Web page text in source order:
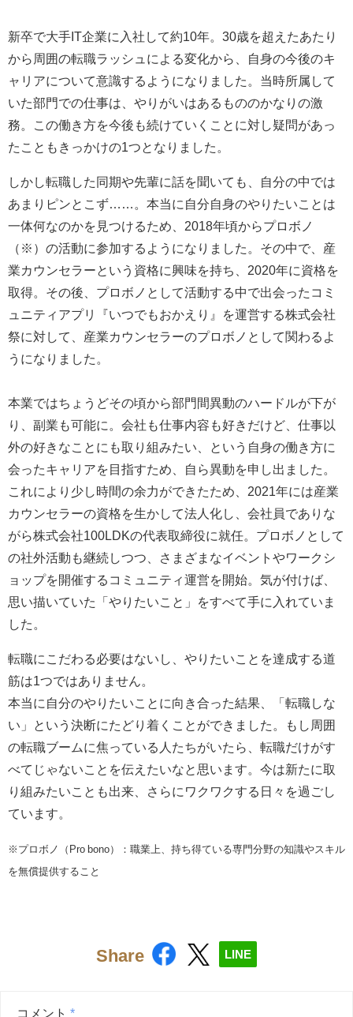
新卒で大手IT企業に入社して約10年。30歳を超えたあたり
から周囲の転職ラッシュによる変化から、自身の今後のキ
ャリアについて意識するようになりました。当時所属して
いた部門での仕事は、やりがいはあるもののかなりの激
務。この働き方を今後も続けていくことに対し疑問があっ
たこともきっかけの1つとなりました。
しかし転職した同期や先輩に話を聞いても、自分の中では
あまりピンとこず……。本当に自分自身のやりたいことは
一体何なのかを見つけるため、2018年頃からプロボノ
（※）の活動に参加するようになりました。その中で、産
業カウンセラーという資格に興味を持ち、2020年に資格を
取得。その後、プロボノとして活動する中で出会ったコミ
ュニティアプリ『いつでもおかえり』を運営する株式会社
祭に対して、産業カウンセラーのプロボノとして関わるよ
うになりました。
本業ではちょうどその頃から部門間異動のハードルが下が
り、副業も可能に。会社も仕事内容も好きだけど、仕事以
外の好きなことにも取り組みたい、という自身の働き方に
会ったキャリアを目指すため、自ら異動を申し出ました。
これにより少し時間の余力ができたため、2021年には産業
カウンセラーの資格を生かして法人化し、会社員でありな
がら株式会社100LDKの代表取締役に就任。プロボノとして
の社外活動も継続しつつ、さまざまなイベントやワークシ
ョップを開催するコミュニティ運営を開始。気が付けば、
思い描いていた「やりたいこと」をすべて手に入れていま
した。
転職にこだわる必要はないし、やりたいことを達成する道
筋は1つではありません。
本当に自分のやりたいことに向き合った結果、「転職しな
い」という決断にたどり着くことができました。もし周囲
の転職ブームに焦っている人たちがいたら、転職だけがす
べてじゃないことを伝えたいなと思います。今は新たに取
り組みたいことも出来、さらにワクワクする日々を過ごし
ています。
※プロボノ（Pro bono）：職業上、持ち得ている専門分野の知識やスキル
を無償提供すること
Share LINE
コメント *